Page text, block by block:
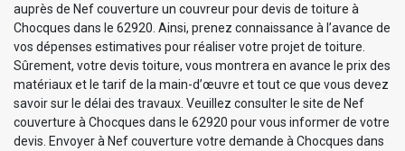
auprès de Nef couverture un couvreur pour devis de toiture à
Chocques dans le 62920. Ainsi, prenez connaissance à l’avance de
vos dépenses estimatives pour réaliser votre projet de toiture.
Sûrement, votre devis toiture, vous montrera en avance le prix des
matériaux et le tarif de la main-d’œuvre et tout ce que vous devez
savoir sur le délai des travaux. Veuillez consulter le site de Nef
couverture à Chocques dans le 62920 pour vous informer de votre
devis. Envoyer à Nef couverture votre demande à Chocques dans